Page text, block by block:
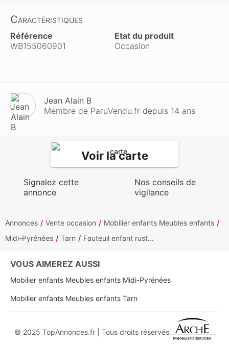
Caractéristiques
Référence
WB155060901
Etat du produit
Occasion
Jean Alain B
Membre de ParuVendu.fr depuis 14 ans
Voir la carte
Signalez cette
annonce
Nos conseils de
vigilance
Annonces Vente occasion
Mobilier enfants Meubles enfants
Midi-Pyrénées
Tarn Fauteuil enfant rust...
VOUS AIMEREZ AUSSI
Mobilier enfants Meubles enfants Midi-Pyrénées
Mobilier enfants Meubles enfants Tarn
© 2025 TopAnnonces.fr | Tous droits réservés